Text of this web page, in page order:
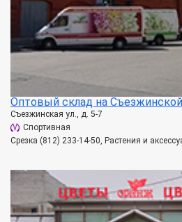
Оптовый склад на Съезжинской
Съезжинская ул., д. 5-7
Спортивная
Срезка (812) 233-14-50, Растения и